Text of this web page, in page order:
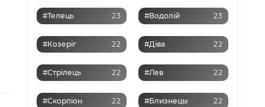
#Телець 23 #Водолій 23
#Козеріг 22 #Діва 22
#Стрілець 22 #Лев 22
#Скорпіон 22 #Близнецы 22